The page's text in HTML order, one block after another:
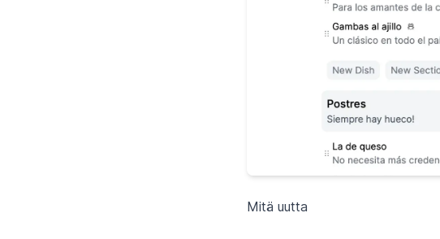
Mitä uutta